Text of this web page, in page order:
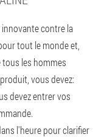
contre la
tout le monde et,
les hommes
vous devez:
devez entrer vos
l'heure pour clarifier